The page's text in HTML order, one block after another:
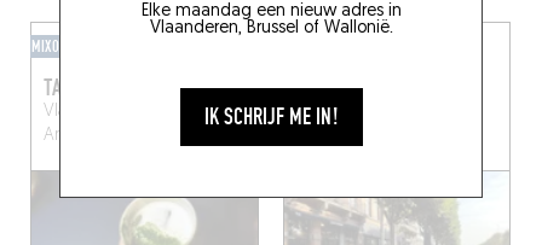
Elke maandag een nieuw adres in
Vlaanderen, Brussel of Wallonië.
IK SCHRIJF ME IN!
MIXOMAAN
TAZU
Vlaaikensgang 8
Antwerpen (2000)
CAFÉ ERNST
Ernest Van Dijckkaai 18